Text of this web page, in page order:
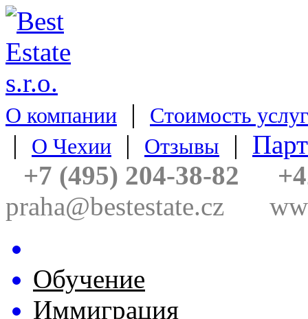
О компании | Стоимость услуг
| О Чехии | Отзывы |
+7 (495) 204-38-82
praha@bestestate.cz
Обучение
Иммиграция